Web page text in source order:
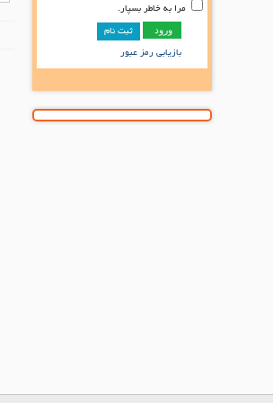
مرا به خاطر بسپار.
ثبت نام
بازیابی رمز عبور